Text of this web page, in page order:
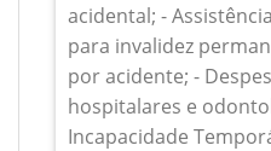
acidental; -
para invalidez
por acidente; -
hospitalares e
Incapacidade